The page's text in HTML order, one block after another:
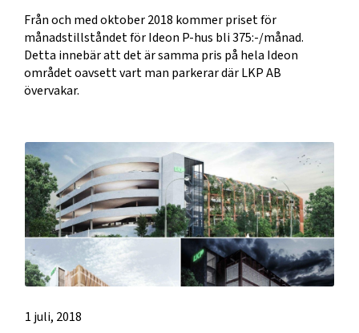
Från och med oktober 2018 kommer priset för
månadstillståndet för Ideon P-hus bli 375:-/månad.
Detta innebär att det är samma pris på hela Ideon
området oavsett vart man parkerar där LKP AB
övervakar.
1 juli, 2018